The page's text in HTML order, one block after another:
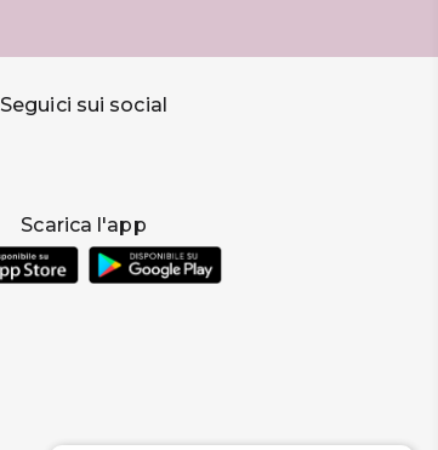
Seguici sui social
Scarica l'app